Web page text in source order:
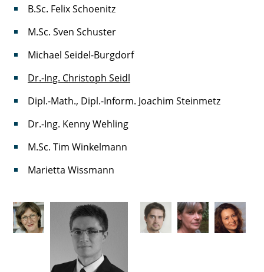
B.Sc. Felix Schoenitz
M.Sc. Sven Schuster
Michael Seidel-Burgdorf
Dr.-Ing. Christoph Seidl
Dipl.-Math., Dipl.-Inform. Joachim Steinmetz
Dr.-Ing. Kenny Wehling
M.Sc. Tim Winkelmann
Marietta Wissmann